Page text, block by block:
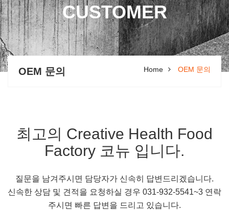
CUSTOMER
OEM 문의 Home OEM 문의
최고의 Creative Health Food
Factory 코뉴 입니다.
질문을 남겨주시면 담당자가 신속히 답변드리겠습니다.
신속한 상담 및 견적을 요청하실 경우 031-932-5541~3 연락
주시면 빠른 답변을 드리고 있습니다.